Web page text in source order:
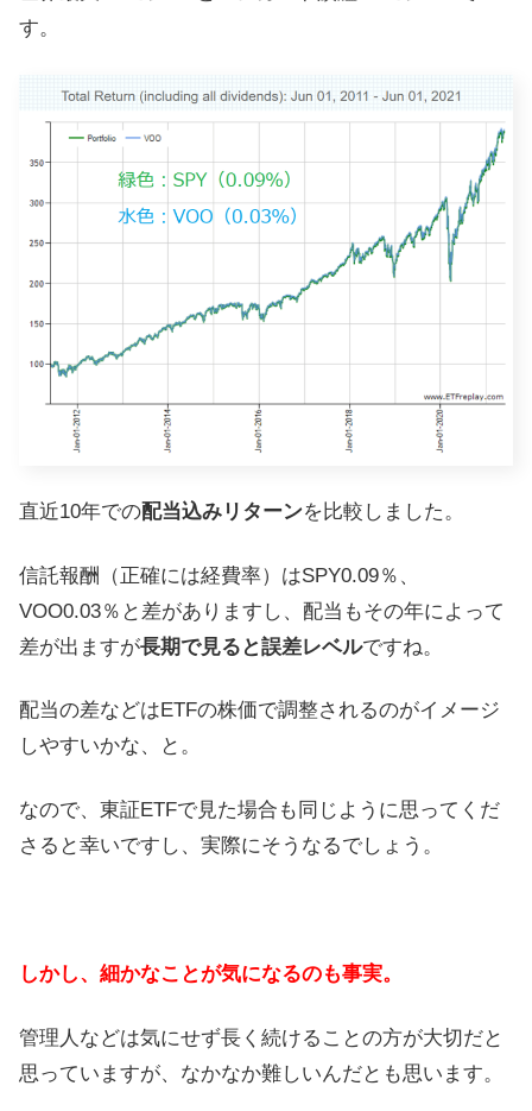
す。
直近10年での配当込みリターンを比較しました。
信託報酬（正確には経費率）はSPY0.09％、
VOO0.03％と差がありますし、配当もその年によって
差が出ますが長期で見ると誤差レベルですね。
配当の差などはETFの株価で調整されるのがイメージ
しやすいかな、と。
なので、東証ETFで見た場合も同じように思ってくだ
さると幸いですし、実際にそうなるでしょう。
しかし、細かなことが気になるのも事実。
管理人などは気にせず長く続けることの方が大切だと
思っていますが、なかなか難しいんだとも思います。